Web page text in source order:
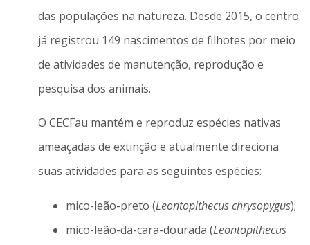
das populações na natureza. Desde 2015, o centro
já registrou 149 nascimentos de filhotes por meio
de atividades de manutenção, reprodução e
pesquisa dos animais.
O CECFau mantém e reproduz espécies nativas
ameaçadas de extinção e atualmente direciona
suas atividades para as seguintes espécies:
mico-leão-preto (Leontopithecus chrysopygus);
mico-leão-da-cara-dourada (Leontopithecus